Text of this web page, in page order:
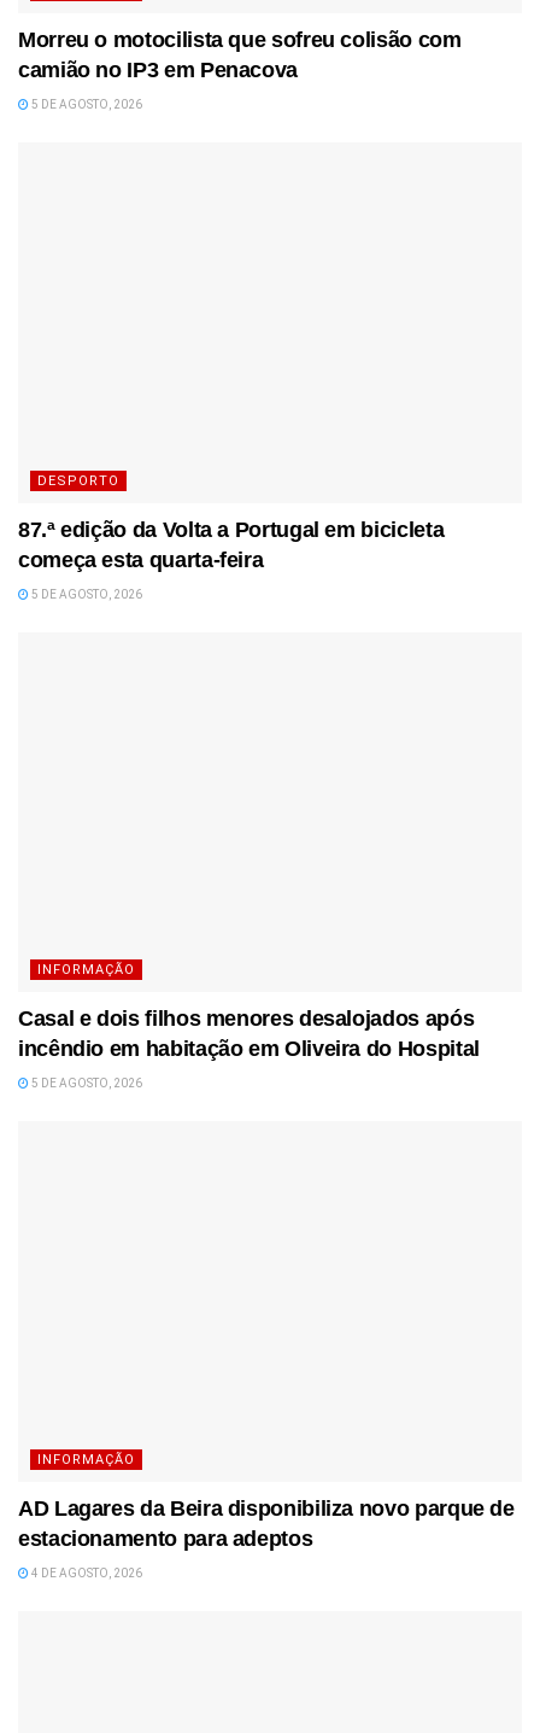
Morreu o motocilista que sofreu colisão com
camião no IP3 em Penacova
5 DE AGOSTO, 2026
DESPORTO
87.ª edição da Volta a Portugal em bicicleta
começa esta quarta-feira
5 DE AGOSTO, 2026
INFORMAÇÃO
Casal e dois filhos menores desalojados após
incêndio em habitação em Oliveira do Hospital
5 DE AGOSTO, 2026
INFORMAÇÃO
AD Lagares da Beira disponibiliza novo parque de
estacionamento para adeptos
4 DE AGOSTO, 2026